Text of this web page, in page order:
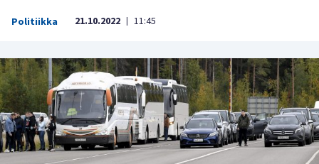
Politiikka 21.10.2022 | 11:45